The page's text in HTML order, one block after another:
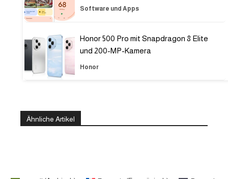
Software und Apps
Honor 500 Pro mit Snapdragon 8 Elite
und 200-MP-Kamera
Honor
Ähnliche Artikel